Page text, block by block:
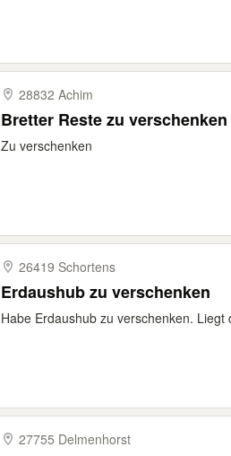
28832 Achim
Bretter Reste zu verschenken
Zu verschenken
26419 Schortens
Erdaushub zu verschenken
Habe Erdaushub zu verschenken.
27755 Delmenhorst